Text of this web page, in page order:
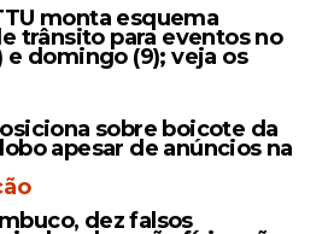
primeiros meses do ano,
já procuraram
em unidades do
Saúde(SUS). De acordo
motivo é em razão do
dados da
monta esquema
trânsito para eventos no
e domingo (9); veja os
sobre boicote da
apesar de anúncios na
dez falsos